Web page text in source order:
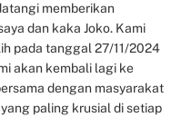
memberikan
dan kaka Joko. Kami
pada tanggal 27/11/2024
akan kembali lagi ke
dengan masyarakat
paling krusial di setiap